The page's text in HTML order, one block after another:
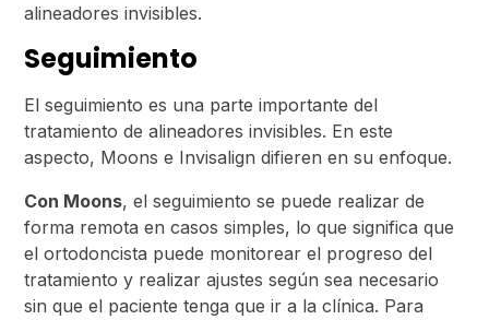
alineadores invisibles.
Seguimiento
El seguimiento es una parte importante del
tratamiento de alineadores invisibles. En este
aspecto, Moons e Invisalign difieren en su enfoque.
Con Moons, el seguimiento se puede realizar de
forma remota en casos simples, lo que significa que
el ortodoncista puede monitorear el progreso del
tratamiento y realizar ajustes según sea necesario
sin que el paciente tenga que ir a la clínica. Para